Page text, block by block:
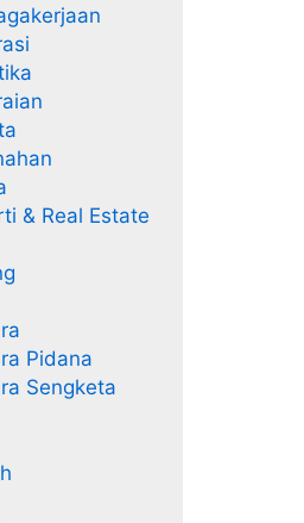
& Real Estate
Pidana
Sengketa